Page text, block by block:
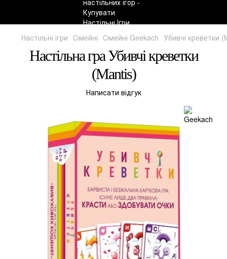
Настільні ігри Сімейні Сімейні Geekach Убивчі креветки
Настільна гра Убивчі креветки
(Mantis)
Написати відгук